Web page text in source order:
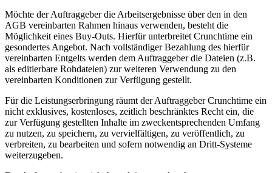
Möchte der Auftraggeber die Arbeitsergebnisse über den in den
AGB vereinbarten Rahmen hinaus verwenden, besteht die
Möglichkeit eines Buy-Outs. Hierfür unterbreitet Crunchtime ein
gesondertes Angebot. Nach vollständiger Bezahlung des hierfür
vereinbarten Entgelts werden dem Auftraggeber die Dateien (z.B.
als editierbare Rohdateien) zur weiteren Verwendung zu den
vereinbarten Konditionen zur Verfügung gestellt.
Für die Leistungserbringung räumt der Auftraggeber Crunchtime ein
nicht exklusives, kostenloses, zeitlich beschränktes Recht ein, die
zur Verfügung gestellten Inhalte im zweckentsprechenden Umfang
zu nutzen, zu speichern, zu vervielfältigen, zu veröffentlich, zu
verbreiten, zu bearbeiten und sofern notwendig an Dritt-Systeme
weiterzugeben.